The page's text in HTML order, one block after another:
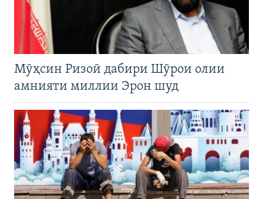
Мӯҳсин Ризоӣ дабири Шӯрои олии
амнияти миллии Эрон шуд